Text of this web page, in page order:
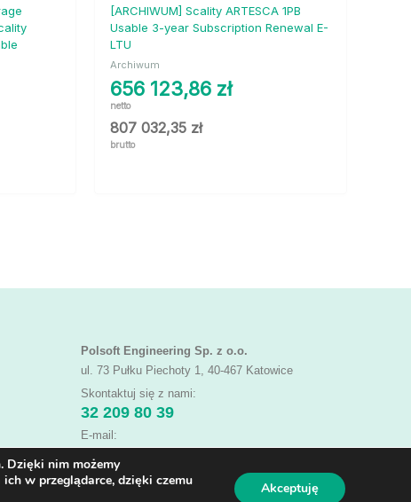
[ARCHIWUM] Scality ARTESCA 1PB
Usable 3-year Subscription Renewal E-
LTU
Archiwum
656 123,86 zł
netto
807 032,35 zł
brutto
Polsoft Engineering Sp. z o.o.
ul. 73 Pułku Piechoty 1, 40-467 Katowice
Skontaktuj się z nami:
32 209 80 39
E-mail:
Dzięki nim możemy
w przeglądarce, dzięki czemu
Akceptuję